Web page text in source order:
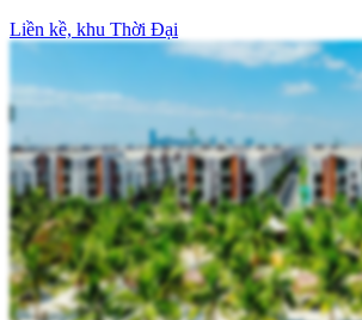
Liền kề, khu Thời Đại